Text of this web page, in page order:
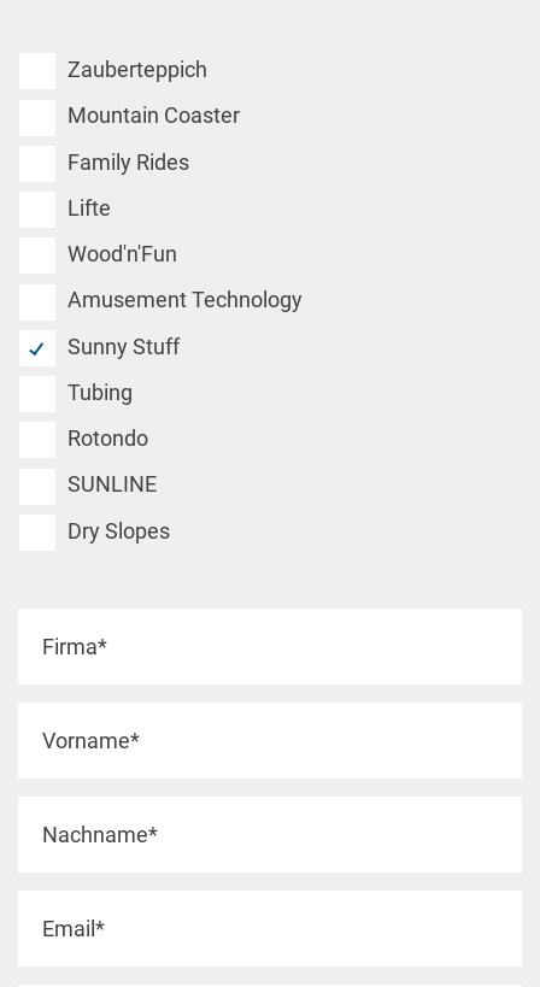
Zauberteppich
Mountain Coaster
Family Rides
Lifte
Wood'n'Fun
Amusement Technology
Sunny Stuff
Tubing
Rotondo
SUNLINE
Dry Slopes